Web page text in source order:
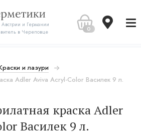
и Германии
в Череповце
0
и лазури
Adler Aviva Acryl-Color Василек 9 л.
краска Adler
Василек 9 л.